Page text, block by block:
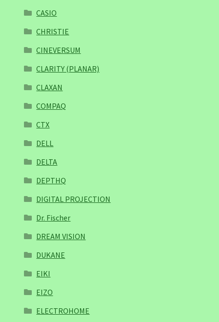
CASIO
CHRISTIE
CINEVERSUM
CLARITY (PLANAR)
CLAXAN
COMPAQ
CTX
DELL
DELTA
DEPTHQ
DIGITAL PROJECTION
Dr. Fischer
DREAM VISION
DUKANE
EIKI
EIZO
ELECTROHOME